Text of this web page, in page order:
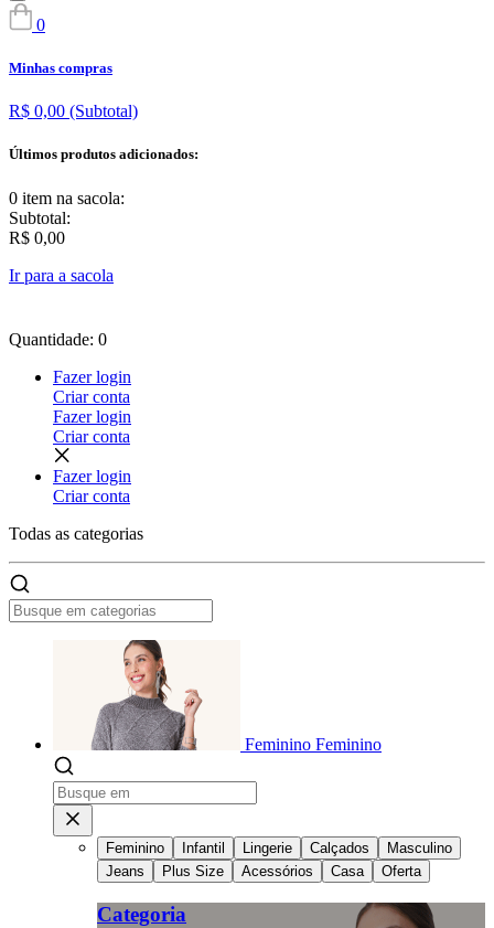
0
Minhas compras
R$ 0,00 (Subtotal)
Últimos produtos adicionados:
0 item na sacola:
Subtotal:
R$ 0,00
Ir para a sacola
Quantidade: 0
Fazer login
Criar conta
Fazer login
Criar conta
Fazer login
Criar conta
Todas as categorias
Feminino Feminino
Feminino Infantil Lingerie Calçados
Masculino
Jeans
Plus Size Acessórios Casa Oferta
Categoria